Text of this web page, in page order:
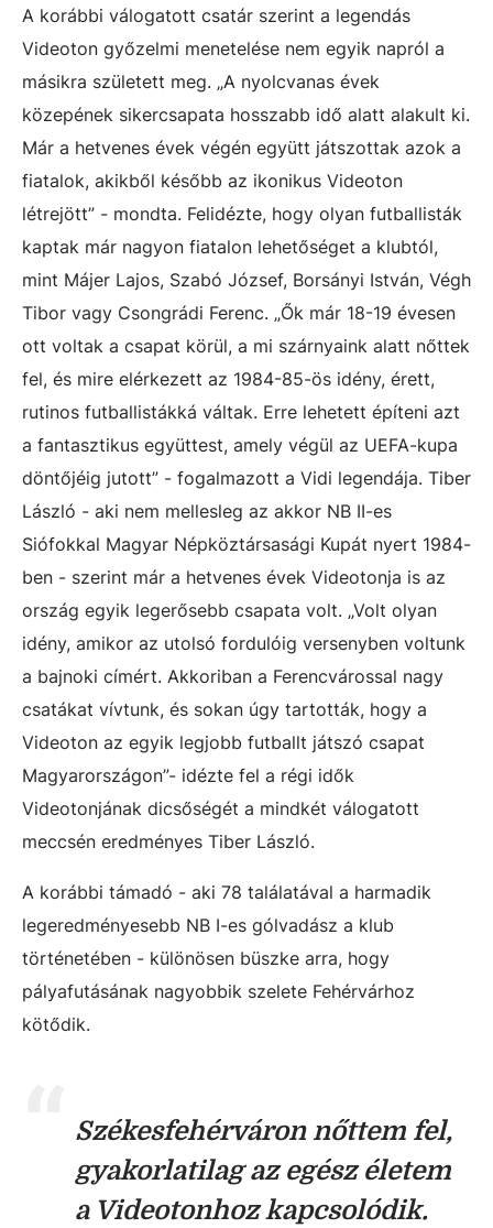
A korábbi válogatott csatár szerint a legendás
Videoton győzelmi menetelése nem egyik napról a
másikra született meg. „A nyolcvanas évek
közepének sikercsapata hosszabb idő alatt alakult ki.
Már a hetvenes évek végén együtt játszottak azok a
fiatalok, akikből később az ikonikus Videoton
létrejött” - mondta. Felidézte, hogy olyan futballisták
kaptak már nagyon fiatalon lehetőséget a klubtól,
mint Májer Lajos, Szabó József, Borsányi István, Végh
Tibor vagy Csongrádi Ferenc. „Ők már 18-19 évesen
ott voltak a csapat körül, a mi szárnyaink alatt nőttek
fel, és mire elérkezett az 1984-85-ös idény, érett,
rutinos futballistákká váltak. Erre lehetett építeni azt
a fantasztikus együttest, amely végül az UEFA-kupa
döntőjéig jutott” - fogalmazott a Vidi legendája. Tiber
László - aki nem mellesleg az akkor NB II-es
Siófokkal Magyar Népköztársasági Kupát nyert 1984-
ben - szerint már a hetvenes évek Videotonja is az
ország egyik legerősebb csapata volt. „Volt olyan
idény, amikor az utolsó fordulóig versenyben voltunk
a bajnoki címért. Akkoriban a Ferencvárossal nagy
csatákat vívtunk, és sokan úgy tartották, hogy a
Videoton az egyik legjobb futballt játszó csapat
Magyarországon”- idézte fel a régi idők
Videotonjának dicsőségét a mindkét válogatott
meccsén eredményes Tiber László.
A korábbi támadó - aki 78 találatával a harmadik
legeredményesebb NB I-es gólvadász a klub
történetében - különösen büszke arra, hogy
pályafutásának nagyobbik szelete Fehérvárhoz
kötődik.
Székesfehérváron nőttem fel,
gyakorlatilag az egész életem
a Videotonhoz kapcsolódik.